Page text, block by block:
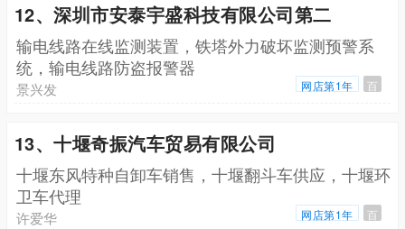
12、深圳市安泰宇盛科技有限公司第二
输电线路在线监测装置，铁塔外力破坏监测预警系
统，输电线路防盗报警器
景兴发 网店第1年 百
13、十堰奇振汽车贸易有限公司
十堰东风特种自卸车销售，十堰翻斗车供应，十堰环
卫车代理
许爱华 网店第1年 百